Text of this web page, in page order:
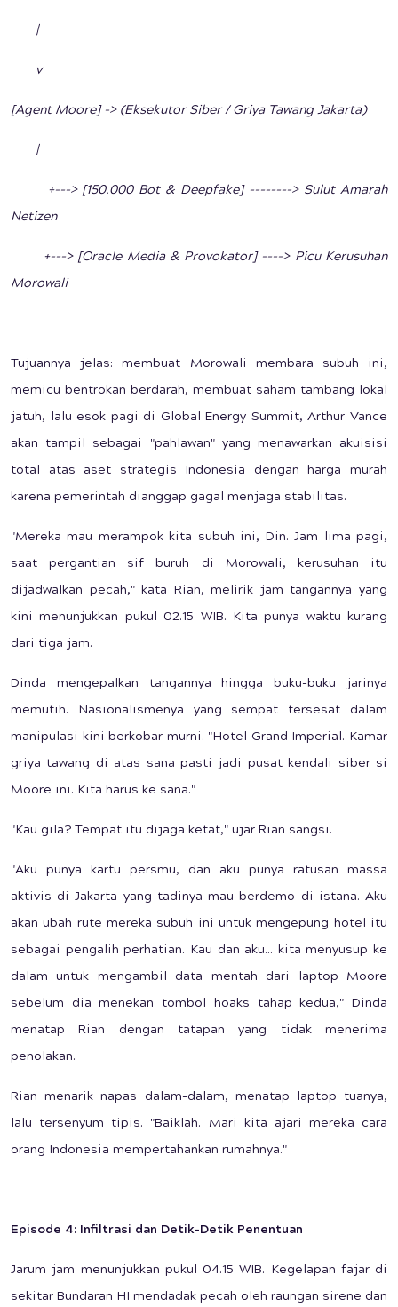
|
v
[Agent Moore] -> (Eksekutor Siber / Griya Tawang Jakarta)
|
+---> [150.000 Bot & Deepfake] --------> Sulut Amarah
Netizen
+---> [Oracle Media & Provokator] ----> Picu Kerusuhan
Morowali
Tujuannya jelas: membuat Morowali membara subuh ini,
memicu bentrokan berdarah, membuat saham tambang lokal
jatuh, lalu esok pagi di Global Energy Summit, Arthur Vance
akan tampil sebagai "pahlawan" yang menawarkan akuisisi
total atas aset strategis Indonesia dengan harga murah
karena pemerintah dianggap gagal menjaga stabilitas.
"Mereka mau merampok kita subuh ini, Din. Jam lima pagi,
saat pergantian sif buruh di Morowali, kerusuhan itu
dijadwalkan pecah," kata Rian, melirik jam tangannya yang
kini menunjukkan pukul 02.15 WIB. Kita punya waktu kurang
dari tiga jam.
Dinda mengepalkan tangannya hingga buku-buku jarinya
memutih. Nasionalismenya yang sempat tersesat dalam
manipulasi kini berkobar murni. "Hotel Grand Imperial. Kamar
griya tawang di atas sana pasti jadi pusat kendali siber si
Moore ini. Kita harus ke sana."
"Kau gila? Tempat itu dijaga ketat," ujar Rian sangsi.
"Aku punya kartu persmu, dan aku punya ratusan massa
aktivis di Jakarta yang tadinya mau berdemo di istana. Aku
akan ubah rute mereka subuh ini untuk mengepung hotel itu
sebagai pengalih perhatian. Kau dan aku... kita menyusup ke
dalam untuk mengambil data mentah dari laptop Moore
sebelum dia menekan tombol hoaks tahap kedua," Dinda
menatap Rian dengan tatapan yang tidak menerima
penolakan.
Rian menarik napas dalam-dalam, menatap laptop tuanya,
lalu tersenyum tipis. "Baiklah. Mari kita ajari mereka cara
orang Indonesia mempertahankan rumahnya."
Episode 4: Infiltrasi dan Detik-Detik Penentuan
Jarum jam menunjukkan pukul 04.15 WIB. Kegelapan fajar di
sekitar Bundaran HI mendadak pecah oleh raungan sirene dan